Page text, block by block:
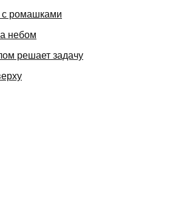
с ромашками
небом
решает задачу